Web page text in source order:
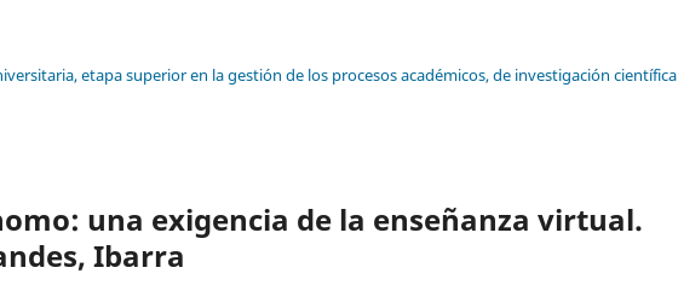
etapa superior en la gestión de los procesos académicos, de investigación científica
una exigencia de la enseñanza virtual.
Ibarra